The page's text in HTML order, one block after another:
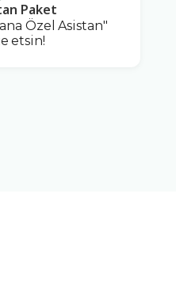
Paket
Özel Asistan"
etsin!